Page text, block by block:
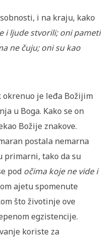
i na kraju, kako
i ljude stvorili; oni pameti
ne čuju; oni su kao
okrenuo je leđa Božijim
u Boga. Kako se on
Božije znakove.
postala nemarna
primarni, tako da su
pod očima koje ne vide i
ajetu spomenute
što životinje ove
egzistencije.
koriste za